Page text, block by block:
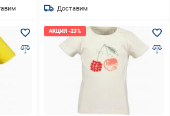
Доставим